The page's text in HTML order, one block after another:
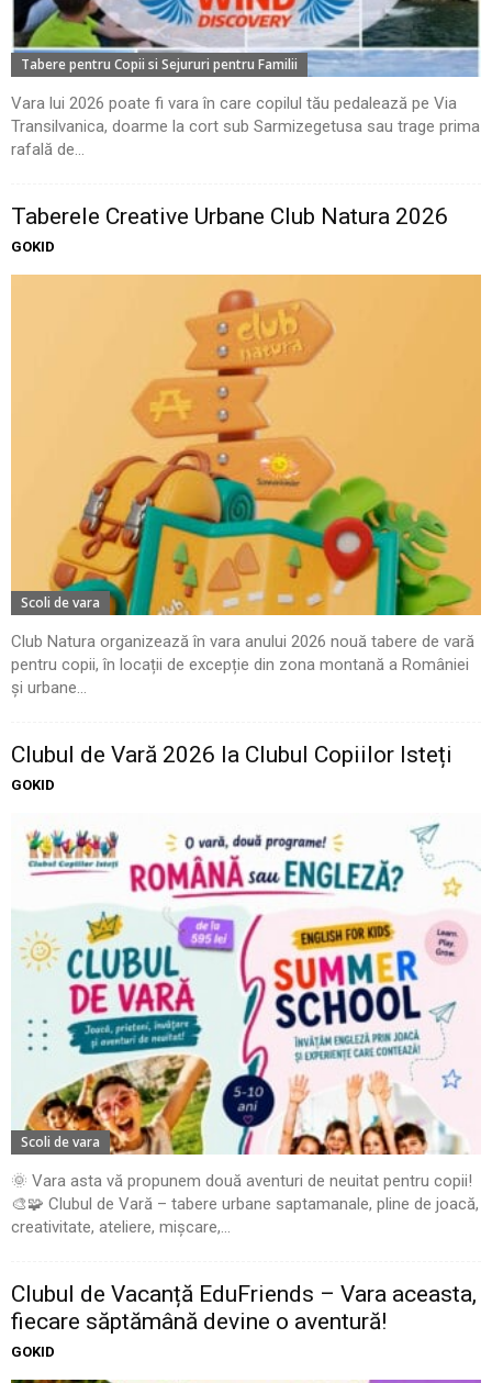
Tabere pentru Copii si Sejururi pentru Familii
Vara lui 2026 poate fi vara în care copilul tău pedalează pe Via
Transilvanica, doarme la cort sub Sarmizegetusa sau trage prima
rafală de...
Taberele Creative Urbane Club Natura 2026
GOKID
Scoli de vara
Club Natura organizează în vara anului 2026 nouă tabere de vară
pentru copii, în locații de excepție din zona montană a României
și urbane...
Clubul de Vară 2026 la Clubul Copiilor Isteți
GOKID
Scoli de vara
🌞 Vara asta vă propunem două aventuri de neuitat pentru copii!
🎨🧩 Clubul de Vară – tabere urbane saptamanale, pline de joacă,
creativitate, ateliere, mișcare,...
Clubul de Vacanță EduFriends – Vara aceasta,
fiecare săptămână devine o aventură!
GOKID